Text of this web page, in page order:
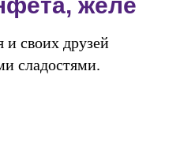
и своих друзей
сладостями.